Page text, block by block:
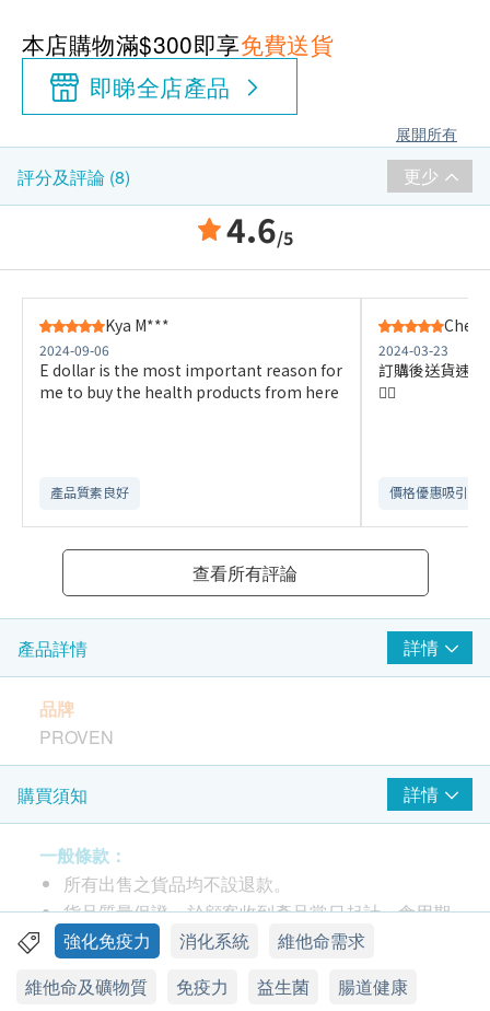
本店購物滿$300即享免費送貨
即睇全店產品
展開所有
評分及評論 (8) 更少
4.6/5
Kya M***
2024-09-06
E dollar is the most important reason for
me to buy the health products from here
產品質素良好
2024-03-23
訂購後送貨速
👍🏼
價格優惠吸引
查看所有評論
產品詳情 詳情
品牌
PROVEN
功效
Proven成人綜合營養選用獨有 Lab4® 益生菌配方，
配合科學研發的21種營養素製成「全營配方」，包含
多種維他命及礦物質，A至Zinc鋅，有助促進營養吸
收，維持身體活力及免疫力。配方特有11種護心營養
組合及輔酶Q10，有效維護心臟健康。
改善腸道健康
購買須知 詳情
一般條款：
所有出售之貨品均不設退款。
貨品質量保證，於顧客收到產品當日起計，食用期
應最少有9個月或以上。
如有任何爭議，Pony Supermarket 及 健康網購
強化免疫力 消化系統
維他命需求
維他命及礦物質
免疫力 益生菌 腸道健康